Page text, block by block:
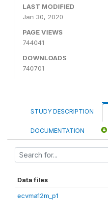
LAST MODIFIED
Jan 30, 2020
PAGE VIEWS
744041
DOWNLOADS
740701
STUDY DESCRIPTION
DOCUMENTATION
Data files
ecvma12m_p1